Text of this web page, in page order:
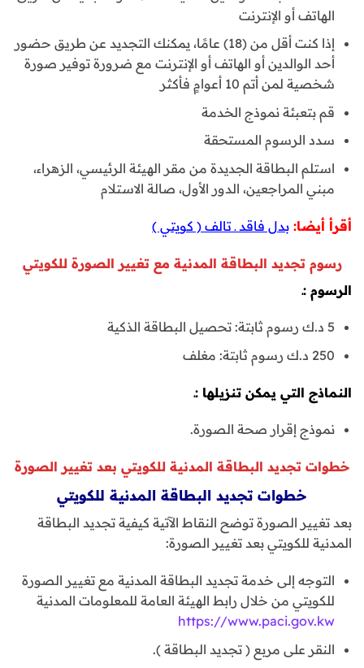
الهاتف أو الإنترنت
إذا كنت أقل من (18) عامًا، يمكنك التجديد عن طريق حضور
أحد الوالدين أو الهاتف أو الإنترنت مع ضرورة توفير صورة
شخصية لمن أتم 10 أعوامٍ فأكثر
قم بتعبئة نموذج الخدمة
سدد الرسوم المستحقة
استلم البطاقة الجديدة من مقر الهيئة الرئيسي، الزهراء،
مبني المراجعين، الدور الأول، صالة الاستلام
أقرأ أيضا: بدل فاقد ـ تالف ( كويتي )
رسوم تجديد البطاقة المدنية مع تغيير الصورة للكويتي
الرسوم :ـ
5 د.ك رسوم ثابتة: تحصيل البطاقة الذكية​
250 د.ك رسوم ثابتة: مغلف
النماذج التي يمكن تنزيلها :ـ
نموذج إقرار صحة الصورة.
خطوات تجديد البطاقة المدنية للكويتي بعد تغيير الصورة
خطوات تجديد البطاقة المدنية للكويتي
بعد تغيير الصورة توضح النقاط الآتية كيفية تجديد البطاقة
المدنية للكويتي بعد تغيير الصورة:
التوجه إلى خدمة تجديد البطاقة المدنية مع تغيير الصورة
للكويتي من خلال رابط الهيئة العامة للمعلومات المدنية
https://www.paci.gov.kw
النقر على مربع ( تجديد البطاقة ).